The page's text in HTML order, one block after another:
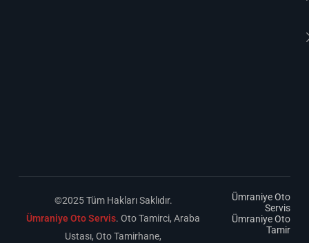
©2025 Tüm Hakları Saklıdır.
Ümraniye Oto Servis. Oto Tamirci, Araba
Ustası, Oto Tamirhane,
Ümraniye Oto
Servis
Ümraniye Oto
Tamir